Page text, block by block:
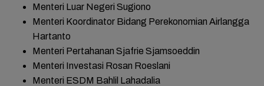
Menteri Luar Negeri Sugiono
Menteri Koordinator Bidang Perekonomian Airlangga
Hartanto
Menteri Pertahanan Sjafrie Sjamsoeddin
Menteri Investasi Rosan Roeslani
Menteri ESDM Bahlil Lahadalia